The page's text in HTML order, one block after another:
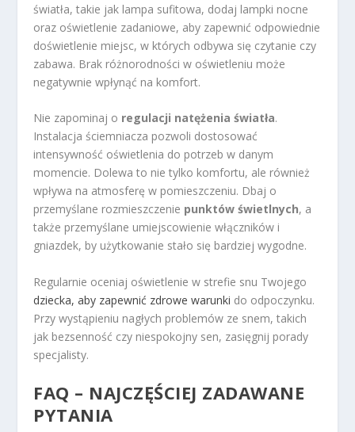
światła, takie jak lampa sufitowa, dodaj lampki nocne
oraz oświetlenie zadaniowe, aby zapewnić odpowiednie
doświetlenie miejsc, w których odbywa się czytanie czy
zabawa. Brak różnorodności w oświetleniu może
negatywnie wpłynąć na komfort.
Nie zapominaj o regulacji natężenia światła.
Instalacja ściemniacza pozwoli dostosować
intensywność oświetlenia do potrzeb w danym
momencie. Dolewa to nie tylko komfortu, ale również
wpływa na atmosferę w pomieszczeniu. Dbaj o
przemyślane rozmieszczenie punktów świetlnych, a
także przemyślane umiejscowienie włączników i
gniazdek, by użytkowanie stało się bardziej wygodne.
Regularnie oceniaj oświetlenie w strefie snu Twojego
dziecka, aby zapewnić zdrowe warunki do odpoczynku.
Przy wystąpieniu nagłych problemów ze snem, takich
jak bezsenność czy niespokojny sen, zasięgnij porady
specjalisty.
FAQ – NAJCZĘŚCIEJ ZADAWANE
PYTANIA